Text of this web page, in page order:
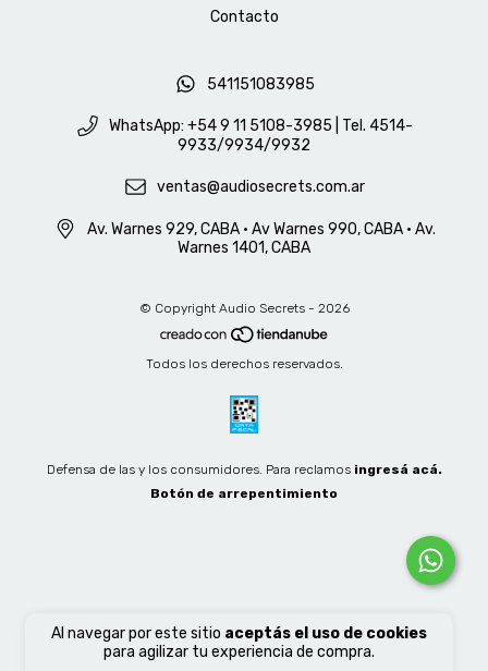
Al navegar por este sitio aceptás el uso de cookies
para agilizar tu experiencia de compra.
Contacto
541151083985
WhatsApp: +54 9 11 5108-3985 | Tel. 4514-
9933/9934/9932
ventas@audiosecrets.com.ar
Av. Warnes 929, CABA • Av Warnes 990, CABA • Av.
Warnes 1401, CABA
© Copyright Audio Secrets - 2026
Todos los derechos reservados.
Defensa de las y los consumidores. Para reclamos ingresá acá.
Botón de arrepentimiento